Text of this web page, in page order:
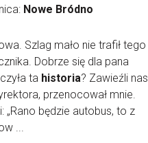
Nowe Bródno
Szlag mało nie trafił tego
Dobrze się dla pana
ta historia? Zawieźli nas
przenocował mnie.
„Rano będzie autobus, to z
...